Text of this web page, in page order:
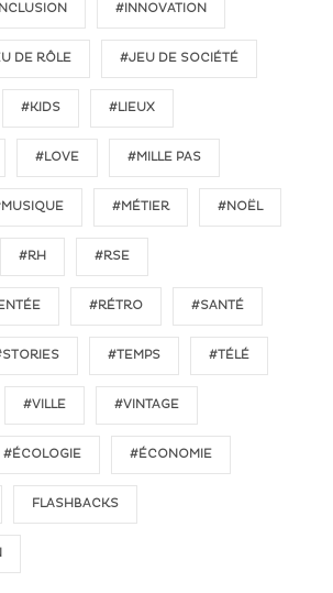
#INNOVATION
DE RÔLE #JEU DE SOCIÉTÉ
#KIDS #LIEUX
#LOVE #MILLE PAS
#MÉTIER #NOËL
#RH #RSE
#RÉTRO #SANTÉ
#TEMPS #TÉLÉ
#VILLE #VINTAGE
#ÉCOLOGIE #ÉCONOMIE
FLASHBACKS